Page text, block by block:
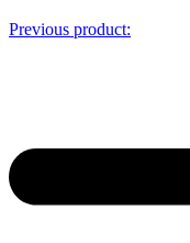
Previous product: